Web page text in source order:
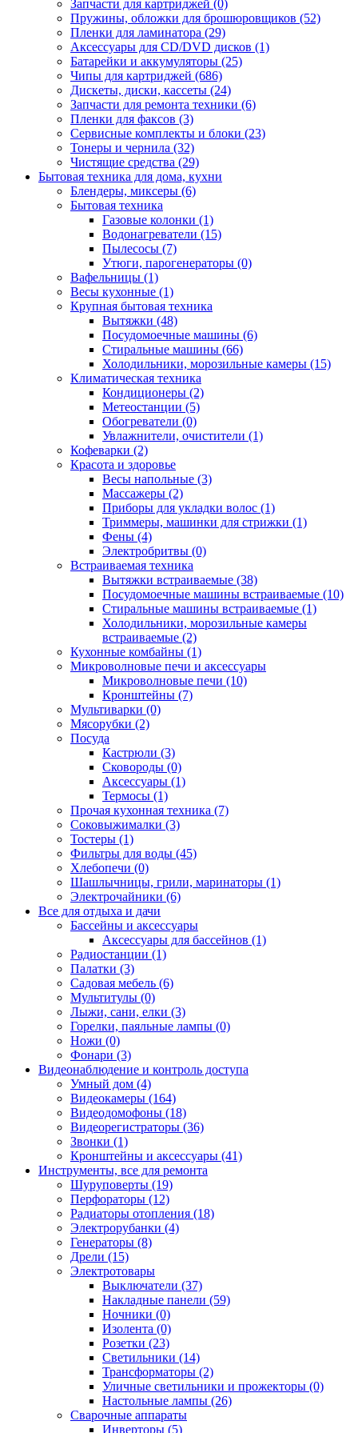
Запчасти для картриджей (0)
Пружины, обложки для брошюровщиков (52)
Пленки для ламинатора (29)
Аксессуары для CD/DVD дисков (1)
Батарейки и аккумуляторы (25)
Чипы для картриджей (686)
Дискеты, диски, кассеты (24)
Запчасти для ремонта техники (6)
Пленки для факсов (3)
Сервисные комплекты и блоки (23)
Тонеры и чернила (32)
Чистящие средства (29)
Бытовая техника для дома, кухни
Блендеры, миксеры (6)
Бытовая техника
Газовые колонки (1)
Водонагреватели (15)
Пылесосы (7)
Утюги, парогенераторы (0)
Вафельницы (1)
Весы кухонные (1)
Крупная бытовая техника
Вытяжки (48)
Посудомоечные машины (6)
Стиральные машины (66)
Холодильники, морозильные камеры (15)
Климатическая техника
Кондиционеры (2)
Метеостанции (5)
Обогреватели (0)
Увлажнители, очистители (1)
Кофеварки (2)
Красота и здоровье
Весы напольные (3)
Массажеры (2)
Приборы для укладки волос (1)
Триммеры, машинки для стрижки (1)
Фены (4)
Электробритвы (0)
Встраиваемая техника
Вытяжки встраиваемые (38)
Посудомоечные машины встраиваемые (10)
Стиральные машины встраиваемые (1)
Холодильники, морозильные камеры
встраиваемые (2)
Кухонные комбайны (1)
Микроволновые печи и аксессуары
Микроволновые печи (10)
Кронштейны (7)
Мультиварки (0)
Мясорубки (2)
Посуда
Кастрюли (3)
Сковороды (0)
Аксессуары (1)
Термосы (1)
Прочая кухонная техника (7)
Соковыжималки (3)
Тостеры (1)
Фильтры для воды (45)
Хлебопечи (0)
Шашлычницы, грили, маринаторы (1)
Электрочайники (6)
Все для отдыха и дачи
Бассейны и аксессуары
Аксессуары для бассейнов (1)
Радиостанции (1)
Палатки (3)
Садовая мебель (6)
Мультитулы (0)
Лыжи, сани, елки (3)
Горелки, паяльные лампы (0)
Ножи (0)
Фонари (3)
Видеонаблюдение и контроль доступа
Умный дом (4)
Видеокамеры (164)
Видеодомофоны (18)
Видеорегистраторы (36)
Звонки (1)
Кронштейны и аксессуары (41)
Инструменты, все для ремонта
Шуруповерты (19)
Перфораторы (12)
Радиаторы отопления (18)
Электрорубанки (4)
Генераторы (8)
Дрели (15)
Электротовары
Выключатели (37)
Накладные панели (59)
Ночники (0)
Изолента (0)
Розетки (23)
Светильники (14)
Трансформаторы (2)
Уличные светильники и прожекторы (0)
Настольные лампы (26)
Сварочные аппараты
Инверторы (5)